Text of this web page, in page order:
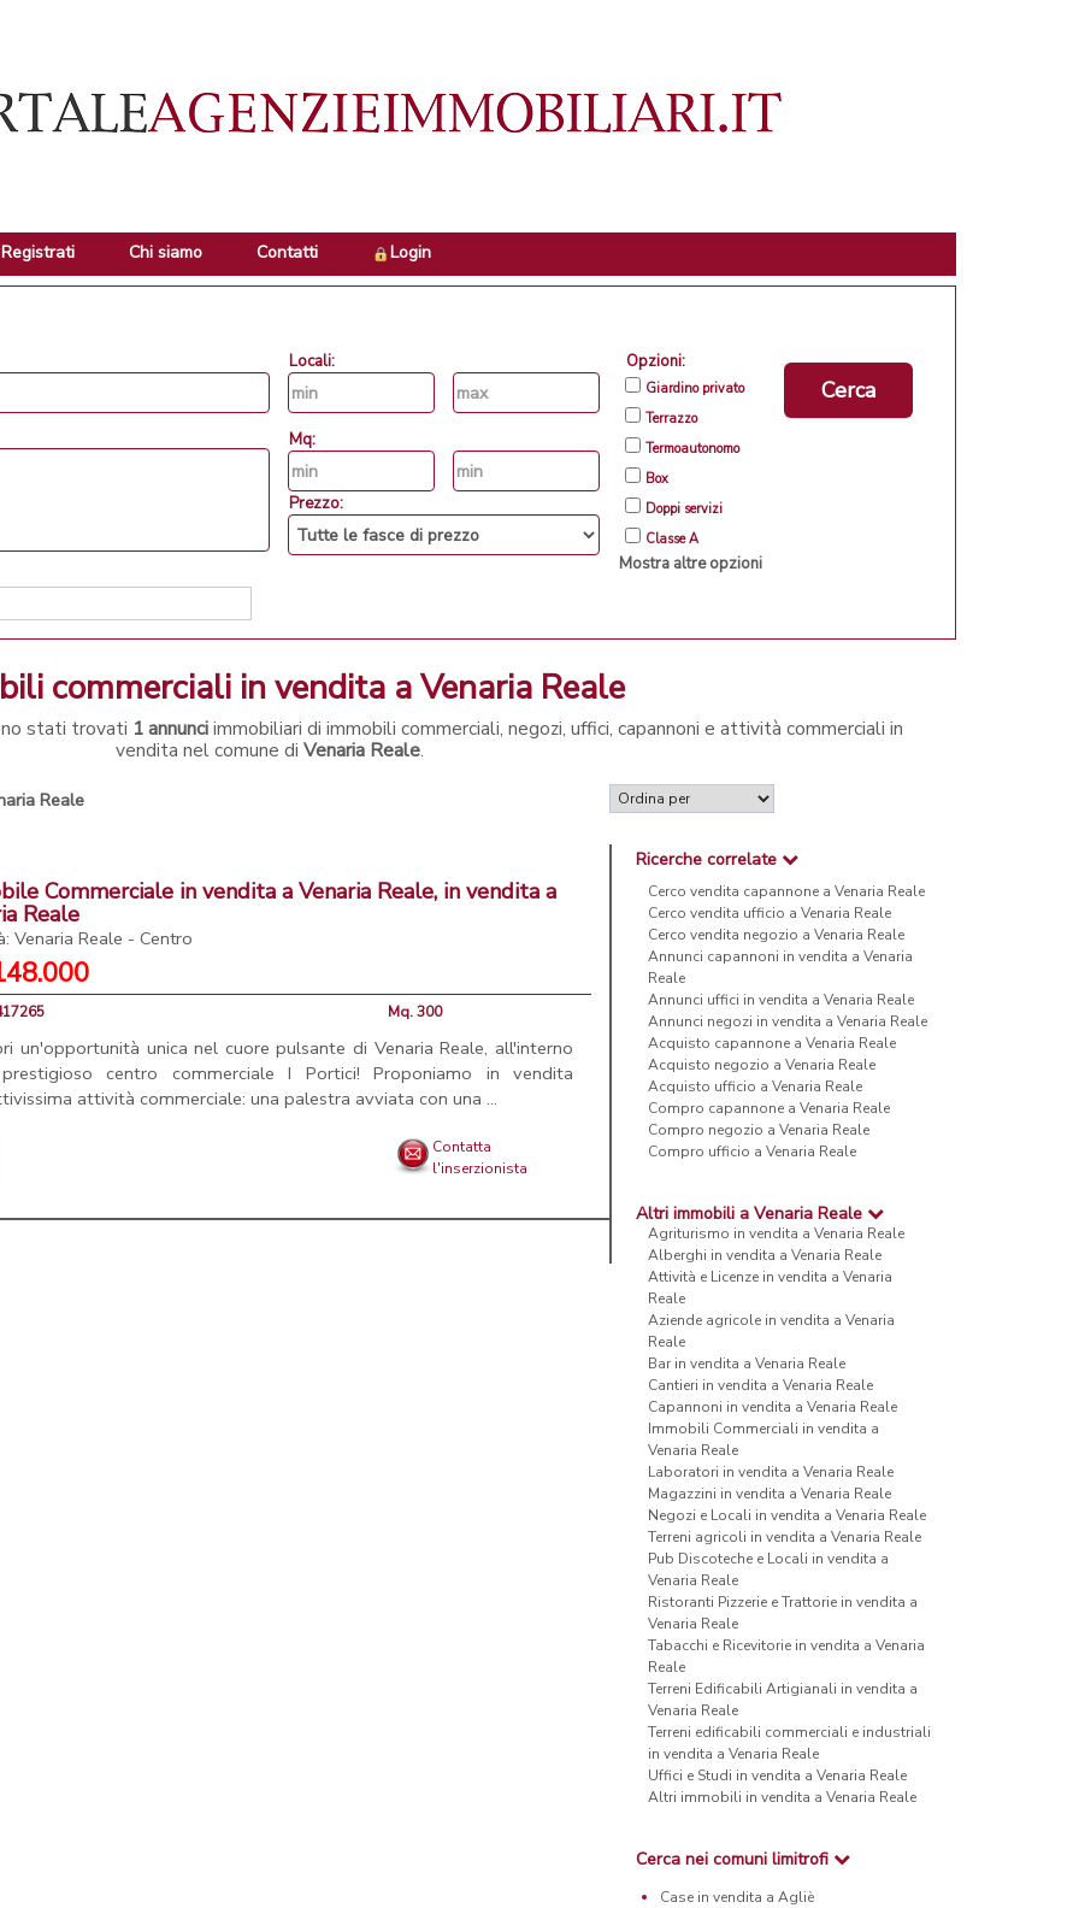
Registrati Chi siamo Contatti Login
Locali:
Mq:
Prezzo:
Opzioni:
Giardino privato
Terrazzo
Termoautonomo
Box
Doppi servizi
Classe A
Mostra altre opzioni
Cerca
commerciali in vendita a Venaria Reale
stati trovati 1 annunciimmobiliari di immobili commerciali, negozi, uffici, capannoni e attività commerciali in
vendita nel comune di Venaria Reale.
Reale
Commerciale in vendita a Venaria Reale, in vendita a
Reale
Venaria Reale - Centro
Mq. 300
un'opportunità unica nel cuore pulsante di Venaria Reale, all'interno
centro commerciale I Portici! Proponiamo in vendita
attività commerciale: una palestra avviata con una ...
Contatta
l'inserzionista
Ricerche correlate
Cerco vendita capannone a Venaria Reale
Cerco vendita ufficio a Venaria Reale
Cerco vendita negozio a Venaria Reale
Annunci capannoni in vendita a Venaria
Reale
Annunci uffici in vendita a Venaria Reale
Annunci negozi in vendita a Venaria Reale
Acquisto capannone a Venaria Reale
Acquisto negozio a Venaria Reale
Acquisto ufficio a Venaria Reale
Compro capannone a Venaria Reale
Compro negozio a Venaria Reale
Compro ufficio a Venaria Reale
Altri immobili a Venaria Reale
Agriturismo in vendita a Venaria Reale
Alberghi in vendita a Venaria Reale
Attività e Licenze in vendita a Venaria
Reale
Aziende agricole in vendita a Venaria
Reale
Bar in vendita a Venaria Reale
Cantieri in vendita a Venaria Reale
Capannoni in vendita a Venaria Reale
Immobili Commerciali in vendita a
Venaria Reale
Laboratori in vendita a Venaria Reale
Magazzini in vendita a Venaria Reale
Negozi e Locali in vendita a Venaria Reale
Terreni agricoli in vendita a Venaria Reale
Pub Discoteche e Locali in vendita a
Venaria Reale
Ristoranti Pizzerie e Trattorie in vendita a
Venaria Reale
Tabacchi e Ricevitorie in vendita a Venaria
Reale
Terreni Edificabili Artigianali in vendita a
Venaria Reale
Terreni edificabili commerciali e industriali
in vendita a Venaria Reale
Uffici e Studi in vendita a Venaria Reale
Altri immobili in vendita a Venaria Reale
Cerca nei comuni limitrofi
Case in vendita a Agliè